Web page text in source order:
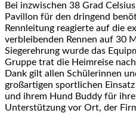
Bei inzwischen 38 Grad
Pavillon für den dringend
Rennleitung reagierte auf die
verbleibenden Rennen auf 30
Siegerehrung wurde das
Gruppe trat die Heimreise
Dank gilt allen Schülerinnen
großartigen sportlichen
und ihrem Hund Buddy für
Unterstützung vor Ort, der